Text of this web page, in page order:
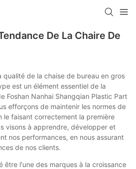
De La Chaire De
qualité de la chaise de bureau en gros
est un élément essentiel de la
Foshan Nanhai Shangqian Plastic Part
efforçons de maintenir les normes de
le faisant correctement la première
visons à apprendre, développer et
nos performances, en nous assurant
de nos clients.
être l'une des marques à la croissance